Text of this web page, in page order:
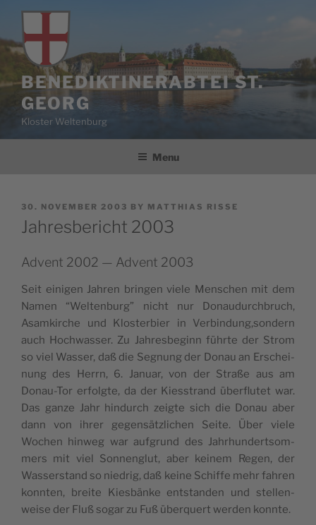
content
BENEDIKTINERABTEI ST.
GEORG
Kloster Weltenburg
Menu
POSTED
ON
30. NOVEMBER 2003 BY MATTHIAS RISSE
Jahresbericht 2003
Advent 2002 — Advent 2003
Seit eini­gen Jahren brin­gen viele Men­schen mit dem
Namen “Wel­tenburg” nicht nur Donaudurch­bruch,
Asamkirche und Kloster­bier in Verbindung,sondern
auch Hochwass­er. Zu Jahres­be­ginn führte der Strom
so viel Wass­er, daß die Seg­nung der Donau an Erschei­
n­ung des Her­rn, 6. Jan­u­ar, von der Straße aus am
Donau-Tor erfol­gte, da der Kiesstrand über­flutet war.
Das ganze Jahr hin­durch zeigte sich die Donau aber
dann von ihrer gegen­sät­zlichen Seite. Über viele
Wochen hin­weg war auf­grund des Jahrhun­dert­som­
mers mit viel Son­neng­lut, aber keinem Regen, der
Wasser­stand so niedrig, daß keine Schiffe mehr fahren
kon­nten, bre­ite Kies­bänke ent­standen und stel­len­
weise der Fluß sog­ar zu Fuß über­quert wer­den konnte.